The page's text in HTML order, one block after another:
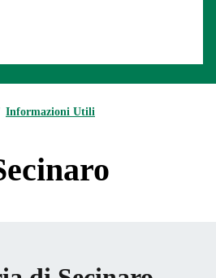
Informazioni Utili